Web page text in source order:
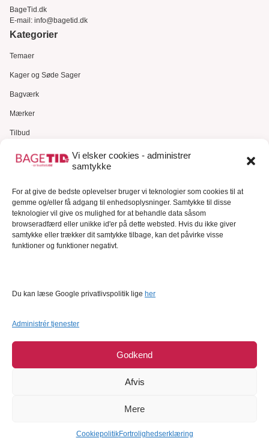
Vi elsker cookies - administrer
samtykke
For at give de bedste oplevelser bruger vi teknologier som cookies til at
gemme og/eller få adgang til enhedsoplysninger. Samtykke til disse
teknologier vil give os mulighed for at behandle data såsom
browseradfærd eller unikke id'er på dette websted. Hvis du ikke giver
samtykke eller trækker dit samtykke tilbage, kan det påvirke visse
funktioner og funktioner negativt.
Du kan læse Google privatlivspolitik lige her
Administrér tjenester
Godkend
Afvis
Mere
CookiepolitikFortrolighedserklæring
BageTid.dk
E-mail: info@bagetid.dk
Kategorier
Temaer
Kager og Søde Sager
Bagværk
Mærker
Tilbud
Gavekort
Kundeservice
Kundeservice
FAQ – Ofte stillede spørgsmål
Om Bagetid.dk
Se Fødevarestyrelsens smiley-rapporter